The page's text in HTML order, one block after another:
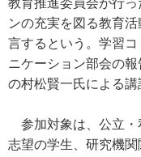
教育推進委員会が行
ンの充実を図る教育
言するという。学習
ニケーション部会の
の村松賢一氏による講
参加対象は、公立・
志望の学生、研究機